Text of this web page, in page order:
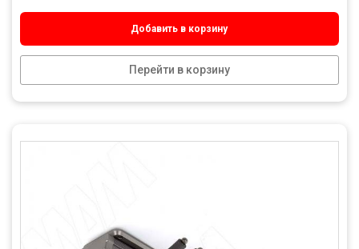
Добавить в корзину
Перейти в корзину